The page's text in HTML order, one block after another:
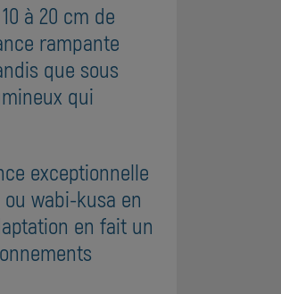
à 20 cm de
rampante
que sous
qui
exceptionnelle
wabi-kusa en
en fait un